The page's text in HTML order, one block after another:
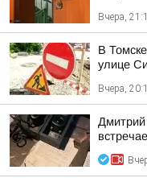
Вчера,
В
улице
Вчера,
Дмитрий